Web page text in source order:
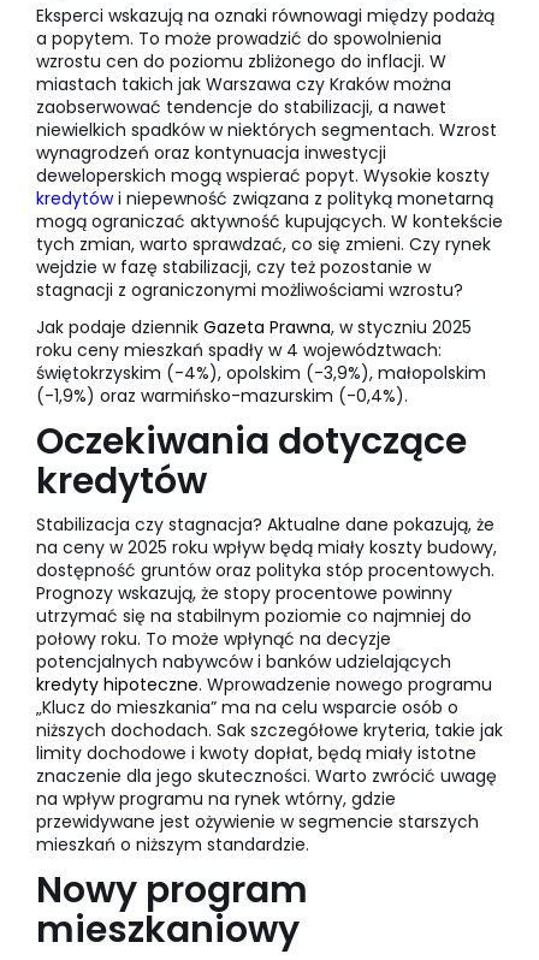
Eksperci wskazują na oznaki równowagi między podażą
a popytem. To może prowadzić do spowolnienia
wzrostu cen do poziomu zbliżonego do inflacji. W
miastach takich jak Warszawa czy Kraków można
zaobserwować tendencje do stabilizacji, a nawet
niewielkich spadków w niektórych segmentach. Wzrost
wynagrodzeń oraz kontynuacja inwestycji
deweloperskich mogą wspierać popyt. Wysokie koszty
kredytówi niepewność związana z polityką monetarną
mogą ograniczać aktywność kupujących. W kontekście
tych zmian, warto sprawdzać, co się zmieni. Czy rynek
wejdzie w fazę stabilizacji, czy też pozostanie w
stagnacji z ograniczonymi możliwościami wzrostu?
Jak podaje dziennik Gazeta Prawna, w styczniu 2025
roku ceny mieszkań spadły w 4 województwach:
świętokrzyskim (-4%), opolskim (-3,9%), małopolskim
(-1,9%) oraz warmińsko-mazurskim (-0,4%).
Oczekiwania dotyczące
kredytów
Stabilizacja czy stagnacja? Aktualne dane pokazują, że
na ceny w 2025 roku wpływ będą miały koszty budowy,
dostępność gruntów oraz polityka stóp procentowych.
Prognozy wskazują, że stopy procentowe powinny
utrzymać się na stabilnym poziomie co najmniej do
połowy roku. To może wpłynąć na decyzje
potencjalnych nabywców i banków udzielających
kredyty hipoteczne. Wprowadzenie nowego programu
„Klucz do mieszkania” ma na celu wsparcie osób o
niższych dochodach. Sak szczegółowe kryteria, takie jak
limity dochodowe i kwoty dopłat, będą miały istotne
znaczenie dla jego skuteczności. Warto zwrócić uwagę
na wpływ programu na rynek wtórny, gdzie
przewidywane jest ożywienie w segmencie starszych
mieszkań o niższym standardzie.
Nowy program
mieszkaniowy